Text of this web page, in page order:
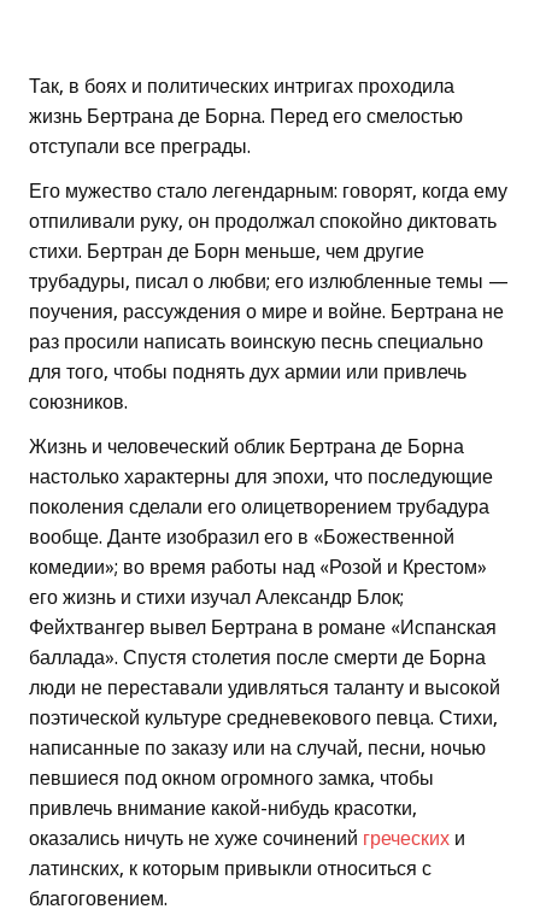
Так, в боях и политических интригах проходила
жизнь Бертрана де Борна. Перед его смелостью
отступали все преграды.
Его мужество стало легендарным: говорят, когда ему
отпиливали руку, он продолжал спокойно диктовать
стихи. Бертран де Борн меньше, чем другие
трубадуры, писал о любви; его излюбленные темы —
поучения, рассуждения о мире и войне. Бертрана не
раз просили написать воинскую песнь специально
для того, чтобы поднять дух армии или привлечь
союзников.
Жизнь и человеческий облик Бертрана де Борна
настолько характерны для эпохи, что последующие
поколения сделали его олицетворением трубадура
вообще. Данте изобразил его в «Божественной
комедии»; во время работы над «Розой и Крестом»
его жизнь и стихи изучал Александр Блок;
Фейхтвангер вывел Бертрана в романе «Испанская
баллада». Спустя столетия после смерти де Борна
люди не переставали удивляться таланту и высокой
поэтической культуре средневекового певца. Стихи,
написанные по заказу или на случай, песни, ночью
певшиеся под окном огромного замка, чтобы
привлечь внимание какой-нибудь красотки,
оказались ничуть не хуже сочинений греческих и
латинских, к которым привыкли относиться с
благоговением.